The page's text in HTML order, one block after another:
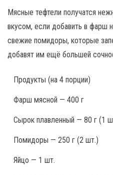
Мясные тефтели получатся
вкусом, если добавить в фарш
свежие помидоры, которые
добавят им ещё большей
Продукты (на 4 порции)
Фарш мясной — 400 г
Сырок плавленный — 80 г (1
Помидоры — 250 г (2 шт.)
Яйцо — 1 шт.